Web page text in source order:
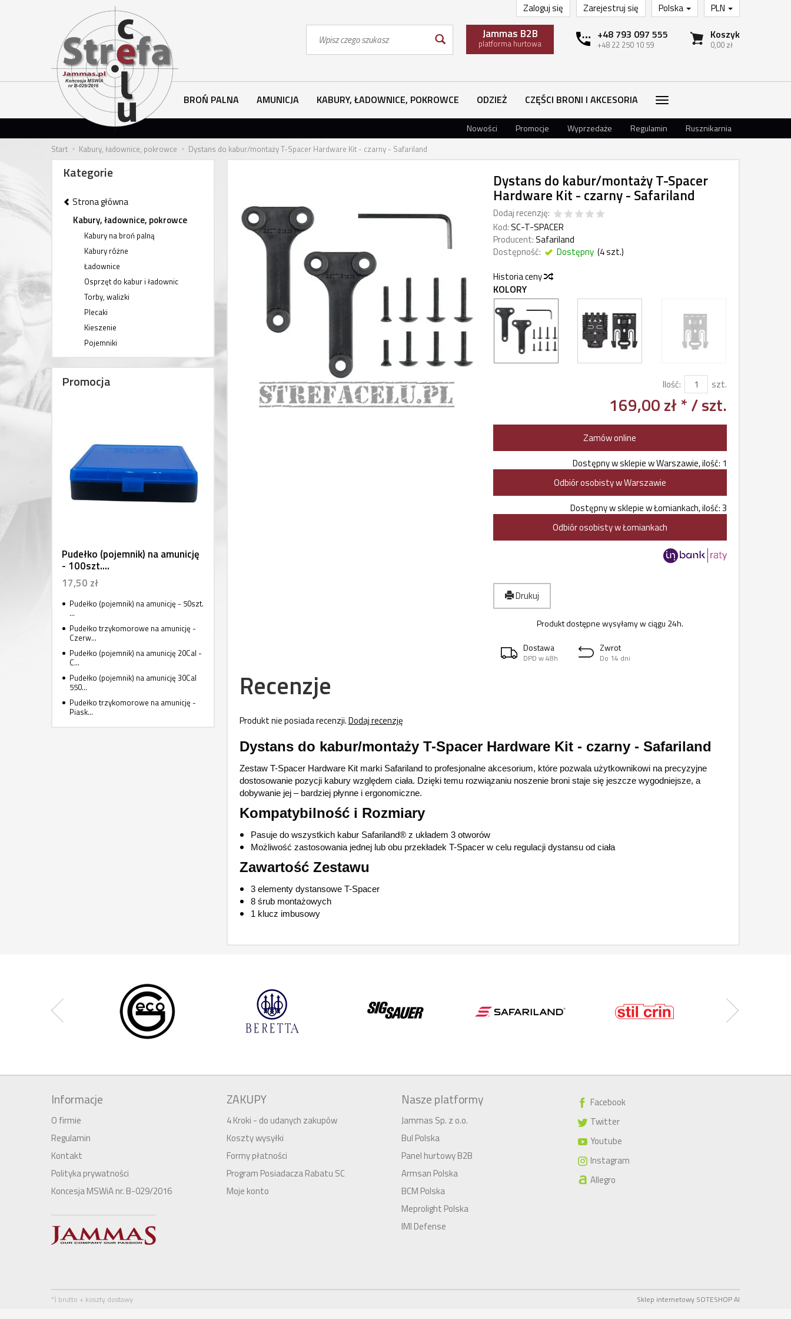
PLN
Polska
Zarejestruj się
Zaloguj się
Koszyk
0,00 zł
+48 793 097 555
+48 22 250 10 59
Jammas B2B
platforma hurtowa
BROŃ PALNA AMUNICJA KABURY, ŁADOWNICE, POKROWCE ODZIEŻ CZĘŚCI BRONI I AKCESORIA
Nowości Promocje Wyprzedaże Regulamin Rusznikarnia
Start Kabury, ładownice, pokrowce Dystans do kabur/montaży T-Spacer Hardware Kit - czarny - Safariland
Dystans do kabur/montaży T-Spacer
Hardware Kit - czarny - Safariland
Dodaj recenzję:
Kod:SC-T-SPACER
Producent:Safariland
Dostępność:
Dostępny (4szt.)
Historia ceny
KOLORY
Ilość: szt.
169,00 zł */ szt.
Zamów online
Dostępny w sklepie w Warszawie, ilość: 1
Odbiór osobisty w Warszawie
Dostępny w sklepie w Łomiankach, ilość: 3
Odbiór osobisty w Łomiankach
Drukuj
Produkt dostępne wysyłamy w ciągu 24h.
Dostawa
DPD w 48h
Zwrot
Do 14 dni
Recenzje
Produkt nie posiada recenzji.Dodaj recenzję
Dystans do kabur/montaży T-Spacer Hardware Kit - czarny - Safariland
Zestaw T-Spacer Hardware Kit marki Safariland to profesjonalne akcesorium, które pozwala użytkownikowi na precyzyjne
dostosowanie pozycji kabury względem ciała. Dzięki temu rozwiązaniu noszenie broni staje się jeszcze wygodniejsze, a
dobywanie jej – bardziej płynne i ergonomiczne.
Kompatybilność i Rozmiary
Pasuje do wszystkich kabur Safariland® z układem 3 otworów
Możliwość zastosowania jednej lub obu przekładek T-Spacer w celu regulacji dystansu od ciała
Zawartość Zestawu
3 elementy dystansowe T-Spacer
8 śrub montażowych
1 klucz imbusowy
Kategorie
Strona główna
Kabury, ładownice, pokrowce
Kabury na broń palną
Kabury różne
Ładownice
Osprzęt do kabur i ładownic
Torby, walizki
Plecaki
Kieszenie
Pojemniki
Promocja
Pudełko (pojemnik) na amunicję
- 100szt....
17,50 zł
Pudełko (pojemnik) na amunicję - 50szt.
...
Pudełko trzykomorowe na amunicję -
Czerw...
Pudełko (pojemnik) na amunicję 20Cal -
C...
Pudełko (pojemnik) na amunicję 30Cal
550...
Pudełko trzykomorowe na amunicję -
Piask...
Facebook
Twitter
Youtube
Instagram
Allegro
Informacje
O firmie
Regulamin
Kontakt
Polityka prywatności
Koncesja MSWiA nr. B-029/2016
ZAKUPY
4 Kroki - do udanych zakupów
Koszty wysyłki
Formy płatności
Program Posiadacza Rabatu SC
Moje konto
Nasze platformy
Jammas Sp. z o.o.
Bul Polska
Panel hurtowy B2B
Armsan Polska
BCM Polska
Meprolight Polska
IMI Defense
*) brutto + koszty dostawy Sklep internetowy SOTESHOP AI